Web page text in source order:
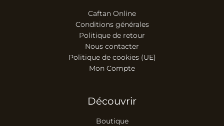
Caftan Online
Conditions générales
Politique de retour
Nous contacter
Politique de cookies (UE)
Mon Compte
Découvrir
Boutique